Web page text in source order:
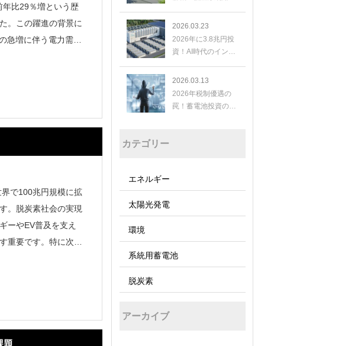
年比29％増という歴
。この躍進の背景に
急増に伴う電力需要
で100兆円規模に拡
。脱炭素社会の実現
ーやEV普及を支え
重要です。特に次世
題
たな投資と高利回り
投資
2026.03.23
2026年に3.8兆円投
資！AI時代のインフ
爆発的成長と日本の
展望
2026.03.13
2026年税制優遇の
罠！蓄電池投資の成
カテゴリー
エネルギー
太陽光発電
環境
系統用蓄電池
脱炭素
アーカイブ